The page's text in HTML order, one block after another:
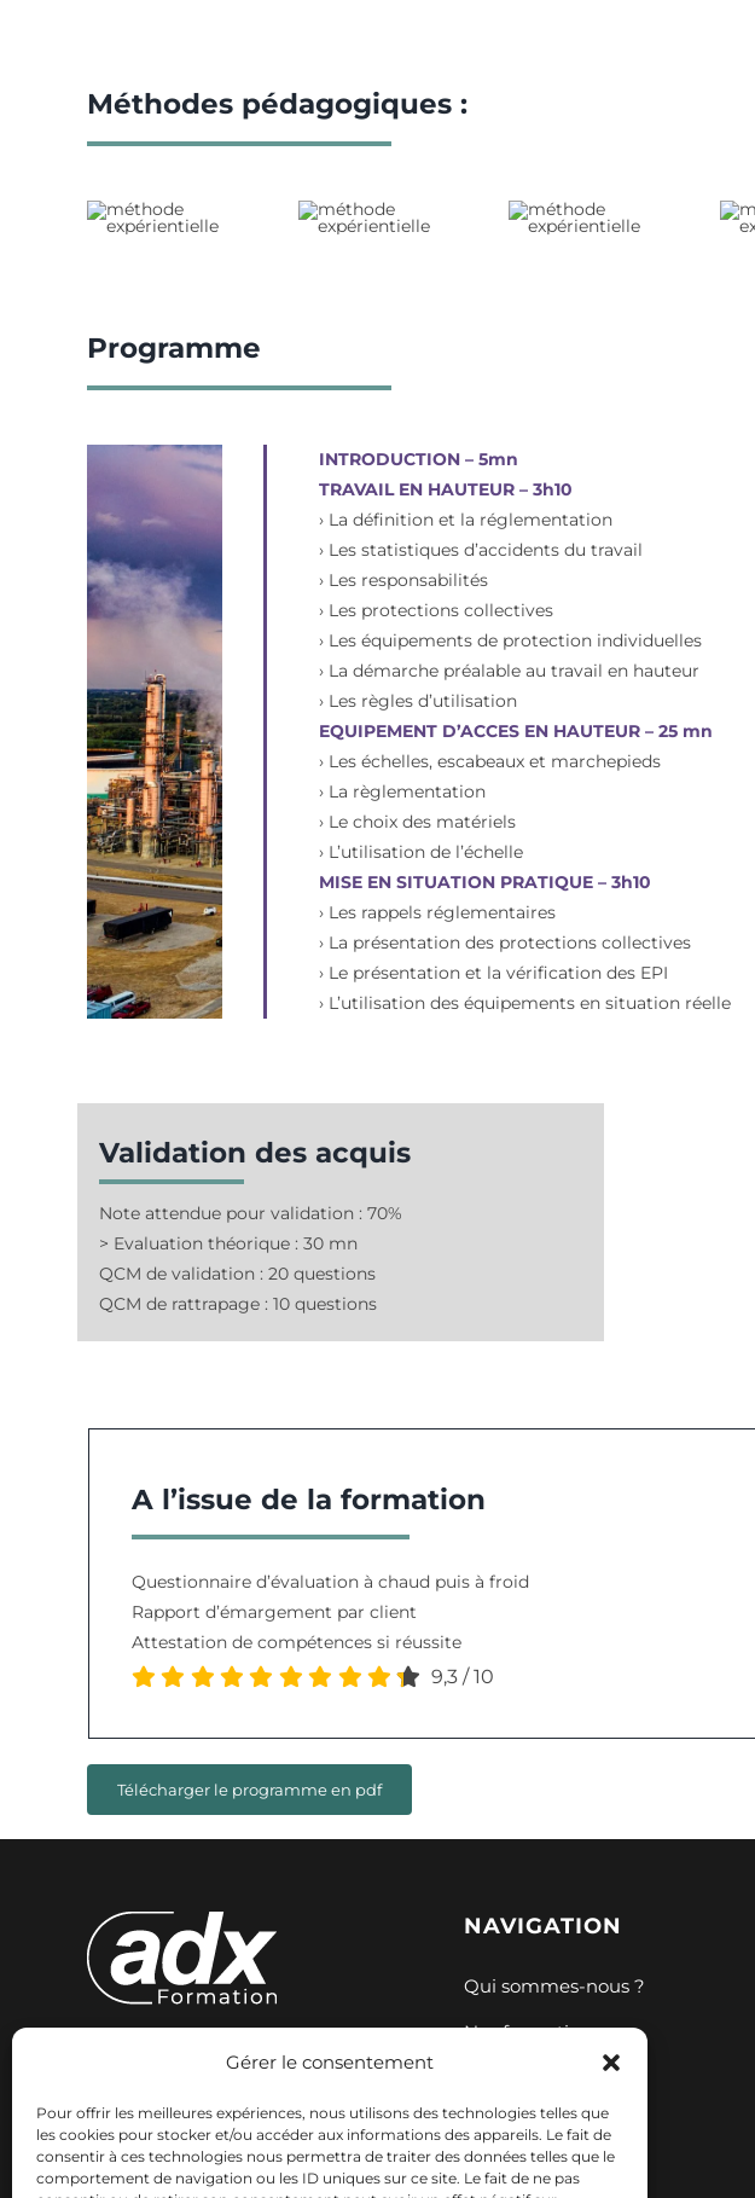
Gérer le consentement
Pour offrir les meilleures expériences, nous utilisons des technologies telles que
les cookies pour stocker et/ou accéder aux informations des appareils. Le fait de
consentir à ces technologies nous permettra de traiter des données telles que le
comportement de navigation ou les ID uniques sur ce site. Le fait de ne pas
Méthodes pédagogiques :
Programme
INTRODUCTION – 5mn
TRAVAIL EN HAUTEUR – 3h10
› La définition et la réglementation
› Les statistiques d’accidents du travail
› Les responsabilités
› Les protections collectives
› Les équipements de protection individuelles
› La démarche préalable au travail en hauteur
› Les règles d’utilisation
EQUIPEMENT D’ACCES EN HAUTEUR – 25 mn
› Les échelles, escabeaux et marchepieds
› La règlementation
› Le choix des matériels
› L’utilisation de l’échelle
MISE EN SITUATION PRATIQUE – 3h10
› Les rappels réglementaires
› La présentation des protections collectives
› Le présentation et la vérification des EPI
› L’utilisation des équipements en situation réelle
Validation des acquis
Note attendue pour validation : 70%
> Evaluation théorique : 30 mn
QCM de validation : 20 questions
QCM de rattrapage : 10 questions
A l’issue de la formation
Questionnaire d’évaluation à chaud puis à froid
Rapport d’émargement par client
Attestation de compétences si réussite
9,3 /10
Télécharger le programme en pdf
Expertise et innovation pour votre
votre réussite professionnelle avec
des solutions adaptées.
NAVIGATION
Qui sommes-nous ?
Nos formations
Ressources
Contact